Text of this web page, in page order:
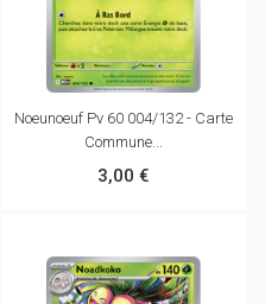
Noeunoeuf Pv 60 004/132 - Carte
Commune...
3,00 €